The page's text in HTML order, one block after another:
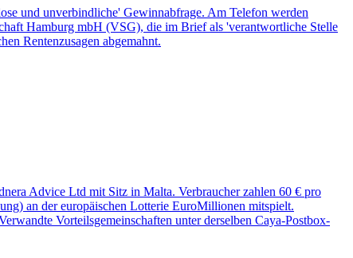
und unverbindliche' Gewinnabfrage. Am Telefon werden
Hamburg mbH (VSG), die im Brief als 'verantwortliche Stelle
Rentenzusagen abgemahnt.
Advice Ltd mit Sitz in Malta. Verbraucher zahlen 60 € pro
an der europäischen Lotterie EuroMillionen mitspielt.
Vorteilsgemeinschaften unter derselben Caya-Postbox-